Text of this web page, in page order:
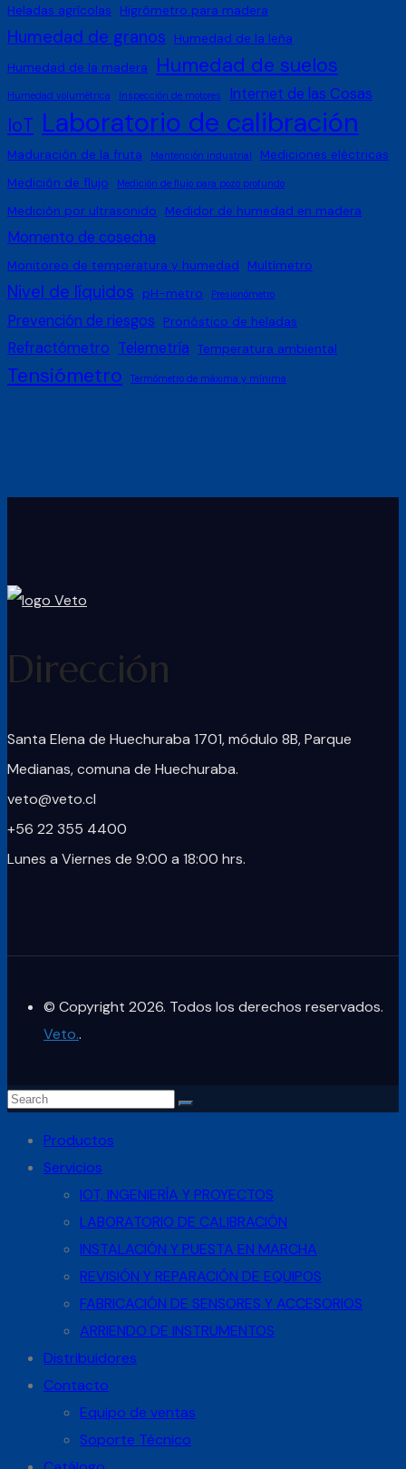
Heladas agrícolas Higrómetro para madera
Humedad de granos
Humedad de la leña
Humedad de la madera
Humedad de suelos
Humedad volumétrica Inspección de motores Internet de las Cosas
IoT Laboratorio de calibración
Maduración de la fruta Mantención industrial
Mediciones eléctricas
Medición de flujo
Medición de flujo para pozo profundo
Medición por ultrasonido Medidor de humedad en madera
Momento de cosecha
Monitoreo de temperatura y humedad Multímetro
Nivel de líquidos pH-metro Presionómetro
Prevención de riesgos Pronóstico de heladas
Refractómetro Telemetría Temperatura ambiental
Tensiómetro Termómetro de máxima y mínima
Dirección
Santa Elena de Huechuraba 1701, módulo 8B, Parque
Medianas, comuna de Huechuraba.
veto@veto.cl
+56 22 355 4400
Lunes a Viernes de 9:00 a 18:00 hrs.
© Copyright 2026. Todos los derechos reservados.
Veto..
Productos
Servicios
IOT, INGENIERÍA Y PROYECTOS
LABORATORIO DE CALIBRACIÓN
INSTALACIÓN Y PUESTA EN MARCHA
REVISIÓN Y REPARACIÓN DE EQUIPOS
FABRICACIÓN DE SENSORES Y ACCESORIOS
ARRIENDO DE INSTRUMENTOS
Distribuidores
Contacto
Equipo de ventas
Soporte Técnico